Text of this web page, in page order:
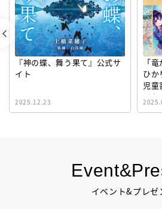
イベント&プレゼ
『神の蝶、舞う果て』公式サ
イト
2025.12.23
「
ひ
児
イ
生！